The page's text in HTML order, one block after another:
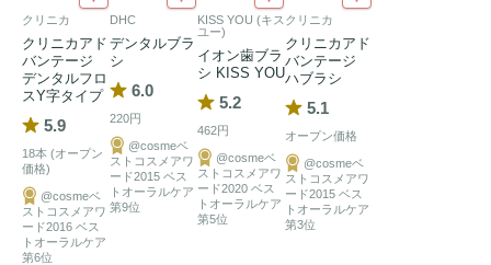
クリニカ
クリニカアド
バンテージ
デンタルフロ
スY字タイプ
5.9
18本 (オープン
価格)
@cosmeベ
ストコスメアワ
ード2016 ベス
トオーラルケア
第6位
DHC
デンタルブラ
シ
6.0
220円
@cosmeベ
ストコスメアワ
ード2015 ベス
トオーラルケア
第9位
KISS YOU (キス
ユー)
イオン歯ブラ
シ KISS YOU
5.2
462円
@cosmeベ
ストコスメアワ
ード2020 ベス
トオーラルケア
第5位
クリニカ
クリニカアド
バンテージ
ハブラシ
5.1
オープン価格
@cosmeベ
ストコスメアワ
ード2015 ベス
トオーラルケア
第3位